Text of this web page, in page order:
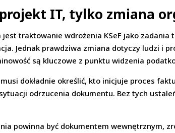
projekt IT, tylko zmiana
jest traktowanie wdrożenia KSeF jako
Jednak prawdziwa zmiana dotyczy ludzi i
są kluczowe z punktu widzenia
dokładnie określić, kto inicjuje proces
odrzucenia dokumentu. Bez tych
powinna być dokumentem wewnętrznym,